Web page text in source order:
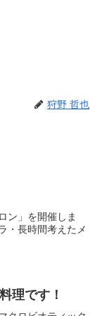
狩野 哲也
ン」を開催しま
・長時間考えたメ
理です！